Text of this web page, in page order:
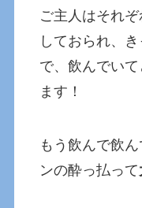
ご主人はそれ
しておられ、
で、飲んでい
ます！
もう飲んで飲
ンの酔っ払って